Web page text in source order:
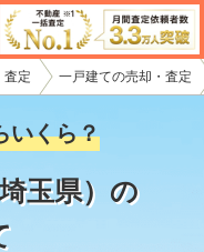
査定 一戸建ての売却・査定
いくら？
玉県）の